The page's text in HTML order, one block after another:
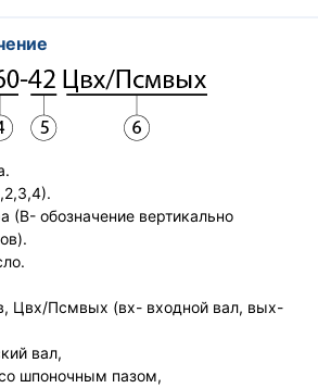
(В- обозначение вертикально
Цвх/Псмвых (вх- входной вал, вых-
вал,
шпоночным пазом,